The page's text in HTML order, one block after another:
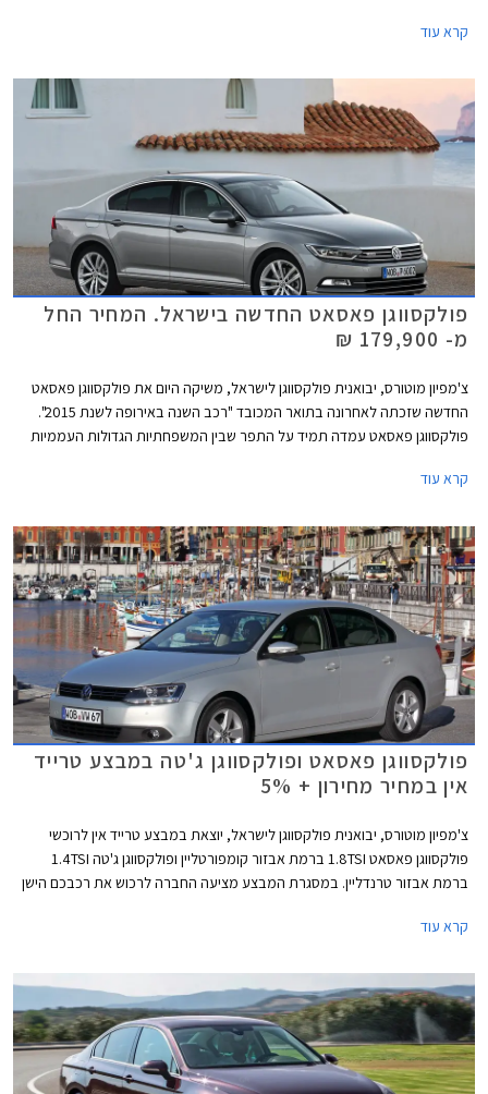
מהמחיר הקודם שעמד על 148,600 ₪.
קרא עוד
פולקסווגן פאסאט החדשה בישראל. המחיר החל
מ- 179,900 ₪
צ'מפיון מוטורס, יבואנית פולקסווגן לישראל, משיקה היום את פולקסווגן פאסאט
החדשה שזכתה לאחרונה בתואר המכובד "רכב השנה באירופה לשנת 2015".
פולקסווגן פאסאט עמדה תמיד על התפר שבין המשפחתיות הגדולות העממיות
החדש והשמיני במספר עושה צעד נוסף לכיוון המתחרות היוקרתיות ומציג עיצוב
קרא עוד
פולקסווגן פאסאט ופולקסווגן ג'טה במבצע טרייד
אין במחיר מחירון + 5%
צ'מפיון מוטורס, יבואנית פולקסווגן לישראל, יוצאת במבצע טרייד אין לרוכשי
פולקסווגן פאסאט 1.8TSI ברמת אבזור קומפורטליין ופולקסווגן ג'טה 1.4TSI
ברמת אבזור טרנדליין. במסגרת המבצע מציעה החברה לרכוש את רכבכם הישן
קרא עוד